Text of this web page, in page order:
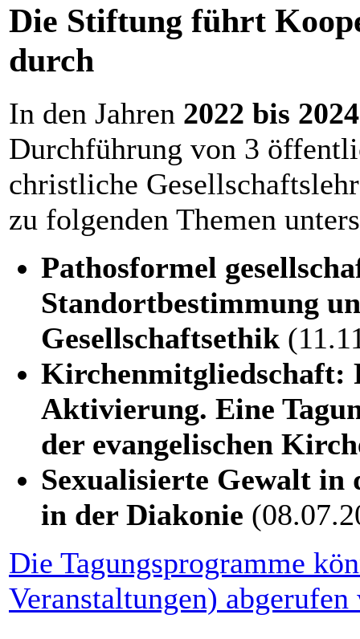
Die Stiftung führt
durch
In den Jahren 2022 bis
Durchführung von 3
christliche
zu folgenden Themen
Pathosformel
Standortbestimmung
Gesellschaftsethik
Kirchenmitgliedschaft:
Aktivierung. Eine
der evangelischen
Sexualisierte Gewalt in
in der Diakonie
Die Tagungsprogramme
Veranstaltungen) abgerufen